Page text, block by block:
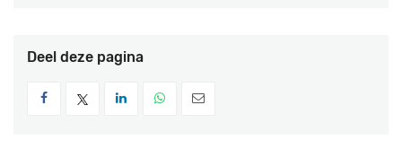
Deel deze pagina